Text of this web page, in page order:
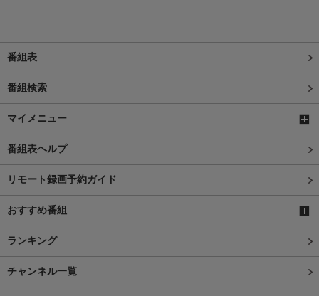
番組表
番組検索
マイメニュー
番組表ヘルプ
リモート録画予約ガイド
おすすめ番組
ランキング
チャンネル一覧